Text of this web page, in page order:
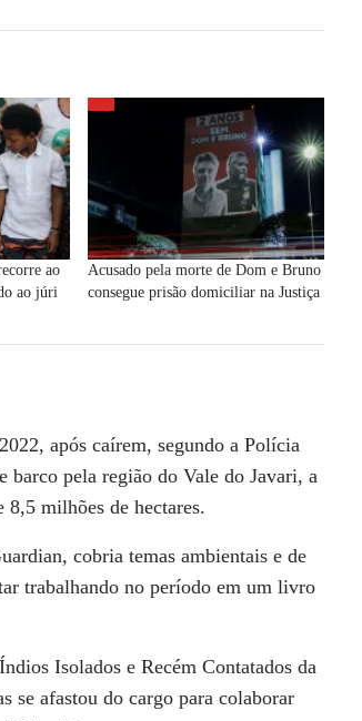
ao
ao júri
Acusado pela morte de Dom e Bruno
consegue prisão domiciliar na Justiça
após caírem, segundo a Polícia
barco pela região do Vale do Javari, a
milhões de hectares.
cobria temas ambientais e de
trabalhando no período em um livro
Isolados e Recém Contatados da
se afastou do cargo para colaborar